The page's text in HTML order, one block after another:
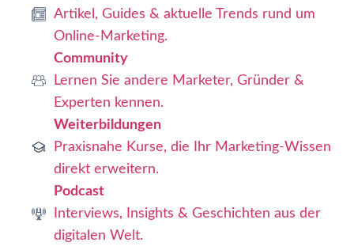
Artikel, Guides & aktuelle Trends rund um
Online-Marketing.
Community
Lernen Sie andere Marketer, Gründer &
Experten kennen.
Weiterbildungen
Praxisnahe Kurse, die Ihr Marketing-Wissen
direkt erweitern.
Podcast
Interviews, Insights & Geschichten aus der
digitalen Welt.